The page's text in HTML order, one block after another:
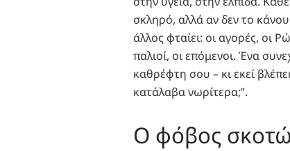
σκληρό, αλλά αν δεν το
άλλος φταίει: οι αγορές, οι
παλιοί, οι επόμενοι. Ένα
καθρέφτη σου – κι εκεί
κατάλαβα νωρίτερα;”.
Ο φόβος